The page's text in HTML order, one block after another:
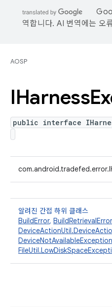
역합니다. AI 번역에는 오
AOSP
IHarness
public interface
알려진 간접 하위 클래스
BuildError, BuildRetrievalError
DeviceNotAvailableException